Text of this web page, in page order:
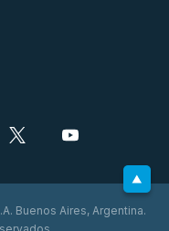
Buenos Aires, Argentina.